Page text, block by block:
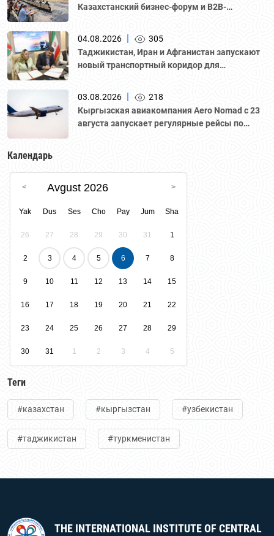
Казахстанский бизнес-форум и B2B-
Национальной палатой предпринимателей
Казахстана "Атамекен."
04.08.2026
305
Таджикистан, Иран и Афганистан запускают
новый транспортный коридор для
03.08.2026
218
Кыргызская авиакомпания Aero Nomad с 23
августа запускает регулярные рейсы по
Календарь
Avgust 2026
Yak Dus Ses Cho Pay Jum Sha
26 27 28 29 30 31 1
2 3 4 5 6 7 8
9 10 11 12 13 14 15
16 17 18 19 20 21 22
23 24 25 26 27 28 29
30 31 1 2 3 4 5
Теги
#казахстан #кыргызстан #узбекистан
#таджикистан #туркменистан
THE INTERNATIONAL INSTITUTE OF CENTRAL